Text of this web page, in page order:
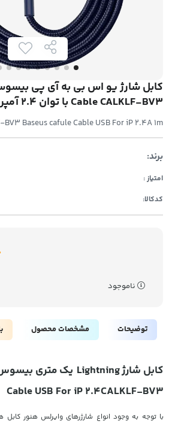
Cable CALKLF-BV3 با توان 2.4 آمپر و طول 1 متر
BV3 Baseus cafule Cable USB For iP 2.4A 1m
برند:
امتیاز :
کدکالا:
ناموجود
توضیحات مشخصات محصول
کابل شارژLightning یکمتری
Cable USB For iP 2.4CALKLF-BV3
با توجه به وجود انواع شارژرهای وایرلس هنور